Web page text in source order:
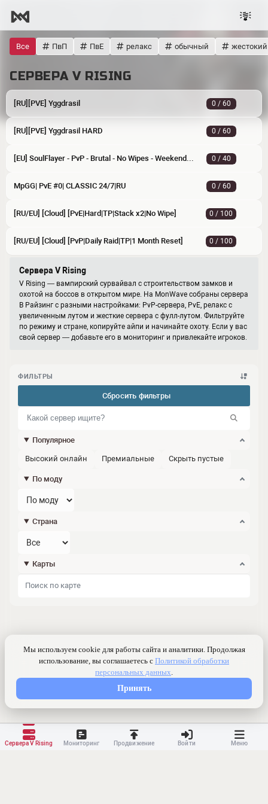
Все ПвП ПвЕ релакс обычный жестокий
СЕРВЕРА V RISING
[RU][PVE] Yggdrasil 0 / 60
[RU][PVE] Yggdrasil HARD 0 / 60
[EU] SoulFlayer - PvP - Brutal - No Wipes - Weekend Raid 0 / 40
MpGG| PvE #0| CLASSIC 24/7|RU 0 / 60
[RU/EU] [Cloud] [PvE|Hard|TP|Stack x2|No Wipe] 0 / 100
[RU/EU] [Cloud] [PvP|Daily Raid|TP|1 Month Reset] 0 / 100
Сервера V Rising
V Rising — вампирский сурвайвал с строительством замков и
охотой на боссов в открытом мире. На MonWave собраны сервера
В Райзинг с разными настройками: PvP-сервера, PvE, релакс с
увеличенным лутом и жесткие сервера с фулл-лутом. Фильтруйте
по режиму и стране, копируйте айпи и начинайте охоту. Если у вас
свой сервер — добавьте его в мониторинг и привлекайте игроков.
ФИЛЬТРЫ
Сбросить фильтры
Популярное
Высокий онлайн Премиальные Скрыть пустые
По моду
Страна
Карты
Сервера V Rising Мониторинг Продвижение Войти Меню